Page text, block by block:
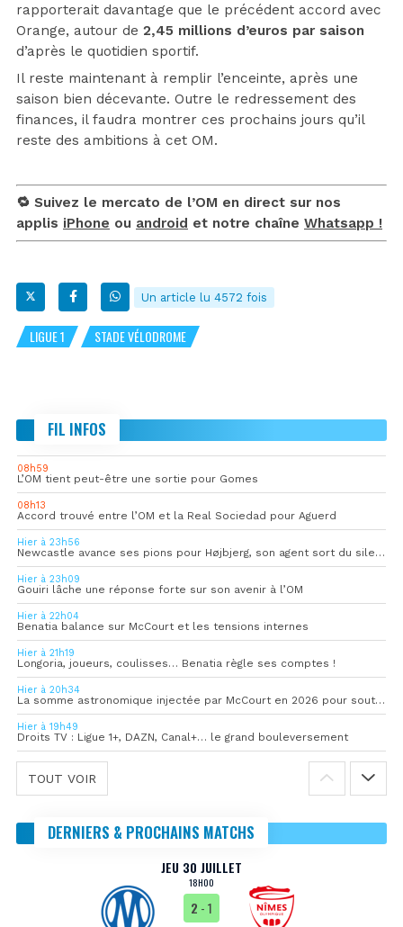
rapporterait davantage que le précédent accord avec
Orange, autour de 2,45 millions d’euros par saison
d’après le quotidien sportif.
Il reste maintenant à remplir l’enceinte, après une
saison bien décevante. Outre le redressement des
finances, il faudra montrer ces prochains jours qu’il
reste des ambitions à cet OM.
🔁 Suivez le mercato de l’OM en direct sur nos
applis iPhone ou android et notre chaîne Whatsapp !
Un article lu 4572 fois
LIGUE 1 STADE VÉLODROME
FIL INFOS
08h59
L’OM tient peut-être une sortie pour Gomes
08h13
Accord trouvé entre l’OM et la Real Sociedad pour Aguerd
Hier à 23h56
Newcastle avance ses pions pour Højbjerg, son agent sort du silence
Hier à 23h09
Gouiri lâche une réponse forte sur son avenir à l’OM
Hier à 22h04
Benatia balance sur McCourt et les tensions internes
Hier à 21h19
Longoria, joueurs, coulisses… Benatia règle ses comptes !
Hier à 20h34
La somme astronomique injectée par McCourt en 2026 pour soutenir l’OM
Hier à 19h49
Droits TV : Ligue 1+, DAZN, Canal+… le grand bouleversement
TOUT VOIR
DERNIERS & PROCHAINS MATCHS
JEU 30 JUILLET
18H00
2 - 1